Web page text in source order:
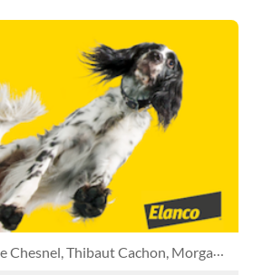
Thibaut Cachon, Morgane Debuigne